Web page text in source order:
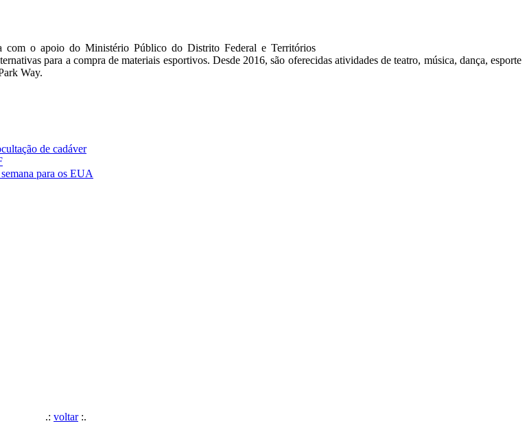
com o apoio do Ministério Público do Distrito Federal e Territórios
para a compra de materiais esportivos. Desde 2016, são oferecidas atividades de teatro, música, dança, esporte
Way.
de cadáver
para os EUA
.: voltar:.